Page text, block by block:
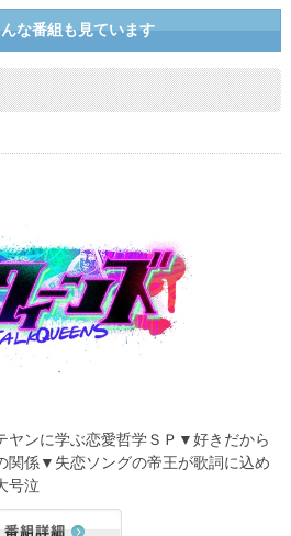
な番組も見ています
ヤンに学ぶ恋愛哲学ＳＰ▼好きだから
係▼失恋ソングの帝王が歌詞に込め
号泣